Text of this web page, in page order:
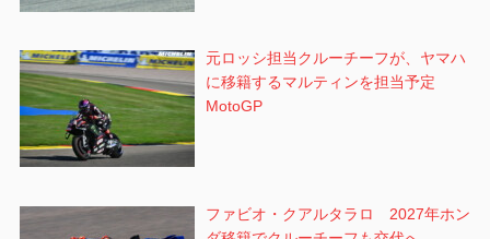
元ロッシ担当クルーチーフが、ヤマハ
に移籍するマルティンを担当予定
MotoGP
ファビオ・クアルタラロ 2027年ホン